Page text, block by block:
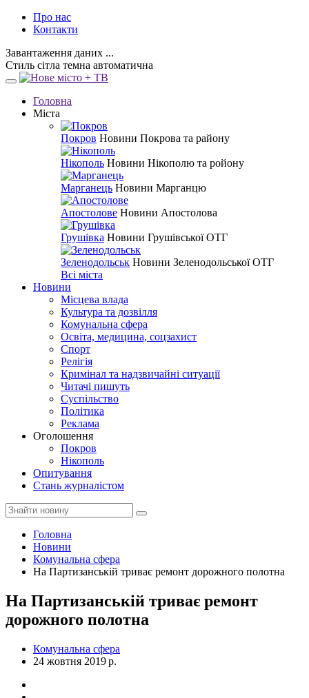
Про нас
Контакти
Завантаження даних ...
Стиль сітла темна автоматична
Головна
Міста
Покров Новини Покрова та району
Нікополь Новини Нікополю та ройону
Марганець Новини Марганцю
Апостолове Новини Апостолова
Грушівка Новини Грушівської ОТГ
Зеленодольськ Новини Зеленодольської ОТГ
Всі міста
Новини
Місцева влада
Культура та дозвілля
Комунальна сфера
Освіта, медицина, соцзахист
Спорт
Релігія
Кримінал та надзвичайні ситуації
Читачі пишуть
Суспільство
Політика
Реклама
Оголошення
Покров
Нікополь
Опитування
Стань журналістом
Головна
Новини
Комунальна сфера
На Партизанській триває ремонт дорожного полотна
На Партизанській триває ремонт
дорожного полотна
Комунальна сфера
24 жовтня 2019 р.